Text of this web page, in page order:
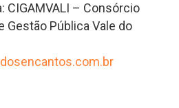
CIGAMVALI – Consórcio
Gestão Pública Vale do